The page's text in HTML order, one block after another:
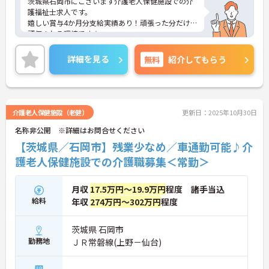
護福祉士求人です。
嬉しい賞与4か月分支給実績あり！頑張った分だけ
評価される環境です★
また社会保険はもちろん、産休育休制度など福利厚
生もしっかり◎ご自身のライフステージに合わせ、
長く働ける環境が整っています♪
ご興味ある方には、面接対策ポイントなど、さらに
詳細をお話しいたしますのでお気軽にご相談くださ
詳細を見る 無料 紹介してもらう
介護老人保健施設（老健） 更新日：2025年10月30日
名称非公開 ※詳細はお問合せください
【茨城県／石岡市】残業少なめ／車通勤可能♪介
護老人保健施設での介護職募集＜常勤＞
給料
月収 17.5万円～19.9万円程度 諸手当込
年収 274万円～302万円程度
勤務地
茨城県 石岡市
ＪＲ常磐線(上野－仙台)